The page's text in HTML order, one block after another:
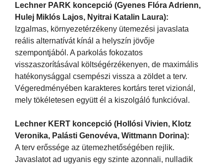
Lechner PARK koncepció (Gyenes Flóra Adrienn,
Hulej Miklós Lajos, Nyitrai Katalin Laura):
Izgalmas, környezetérzékeny ütemezési javaslata
reális alternatívát kínál a helyszín jövője
szempontjából. A parkolás fokozatos
visszaszorításával költségérzékenyen, de maximális
hatékonysággal csempészi vissza a zöldet a terv.
Végeredményében karakteres kortárs teret vizionál,
mely tökéletesen együtt él a kiszolgáló funkcióval.
Lechner KERT koncepció (Hollósi Vivien, Klotz
Veronika, Palásti Genovéva, Wittmann Dorina):
A terv erőssége az ütemezhetőségében rejlik.
Javaslatot ad ugyanis egy szinte azonnali, nulladik